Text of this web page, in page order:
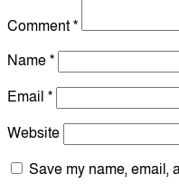
Comment*
Name*
Email *
Website
Save my name, email,